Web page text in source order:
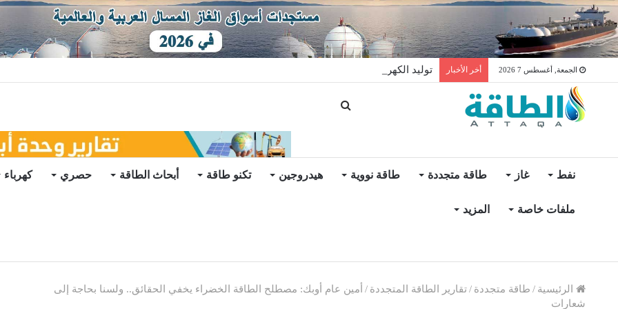
الجمعة, أغسطس 7 2026 أخر الأخبار توليد الكهرباء بالغاز في الإمارات يرتفع للعام الثاني
نفط غاز طاقة متجددة طاقة نووية هيدروجين تكنو طاقة أبحاث الطاقة حصري كهرباء
ملفات خاصة المزيد
الرئيسية / طاقة متجددة /تقارير الطاقة المتجددة / أمين عام أوبك: مصطلح الطاقة الخضراء يخفي الحقائق.. ولسنا بحاجة إلى
شعارات